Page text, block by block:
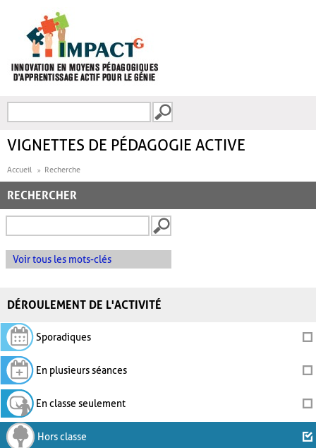
FORMULAIRE DE
VIGNETTES DE PÉDAGOGIE ACTIVE
Accueil Recherche
RECHERCHER
Voir tous les mots-clés
DÉROULEMENT DE L'ACTIVITÉ
Sporadiques
En plusieurs séances
En classe seulement
Hors classe